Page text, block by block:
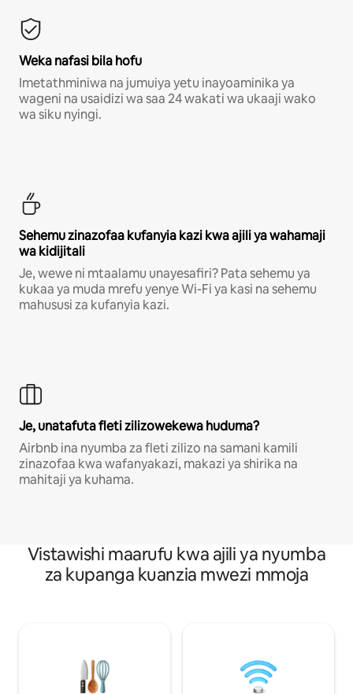
Weka nafasi bila hofu
Imetathminiwa na jumuiya yetu inayoaminika ya
wageni na usaidizi wa saa 24 wakati wa ukaaji wako
wa siku nyingi.
Sehemu zinazofaa kufanyia kazi kwa ajili ya wahamaji
wa kidijitali
Je, wewe ni mtaalamu unayesafiri? Pata sehemu ya
kukaa ya muda mrefu yenye Wi-Fi ya kasi na sehemu
mahususi za kufanyia kazi.
Je, unatafuta fleti zilizowekewa huduma?
Airbnb ina nyumba za fleti zilizo na samani kamili
zinazofaa kwa wafanyakazi, makazi ya shirika na
mahitaji ya kuhama.
Vistawishi maarufu kwa ajili ya nyumba
za kupanga kuanzia mwezi mmoja